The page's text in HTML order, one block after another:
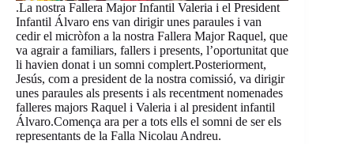
.La nostra Fallera Major Infantil Valeria i el President
Infantil Álvaro ens van dirigir unes paraules i van
cedir el micròfon a la nostra Fallera Major Raquel, que
va agrair a familiars, fallers i presents, l’oportunitat que
li havien donat i un somni complert.Posteriorment,
Jesús, com a president de la nostra comissió, va dirigir
unes paraules als presents i als recentment nomenades
falleres majors Raquel i Valeria i al president infantil
Álvaro.Comença ara per a tots ells el somni de ser els
representants de la Falla Nicolau Andreu.